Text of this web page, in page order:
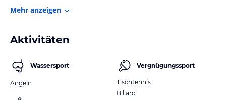
Mehr anzeigen
Aktivitäten
Wassersport
Angeln
Vergnügungssport
Tischtennis
Billard